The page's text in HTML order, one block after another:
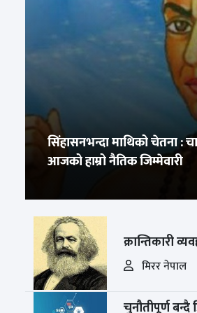
सिंहासनभन्दा माथिको चेतना :
आजको हाम्रो नैतिक जिम्मेवारी
क्रान्तिकारी
मिरर नेपाल
चुनौतीपूर्ण